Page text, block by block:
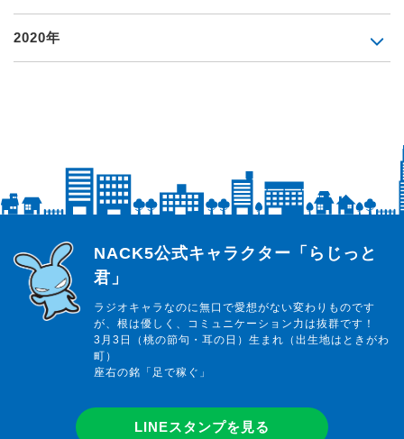
2020年
らじっと君
NACK5公式キャラクター「らじっと
君」
ラジオキャラなのに無口で愛想がない変わりものです
が、根は優しく、コミュニケーション力は抜群です！
3月3日（桃の節句・耳の日）生まれ（出生地はときがわ
町）
座右の銘「足で稼ぐ」
LINEスタンプを見る